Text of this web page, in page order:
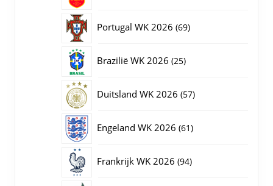
Portugal WK 2026 6969
Brazilië WK 2026 2525
Duitsland WK 2026 5757
Engeland WK 2026 6161
Frankrijk WK 2026 9494